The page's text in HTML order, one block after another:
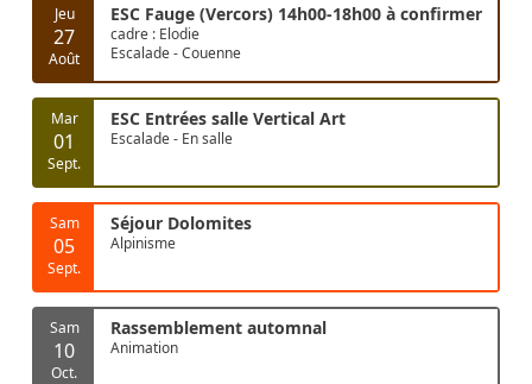
Jeu
27
Août
ESC Fauge (Vercors) 14h00-18h00 à confirmer
cadre : Elodie
Escalade - Couenne
Mar
01
Sept.
ESC Entrées salle Vertical Art
Escalade - En salle
Sam
05
Sept.
Séjour Dolomites
Alpinisme
Sam
10
Oct.
Rassemblement automnal
Animation